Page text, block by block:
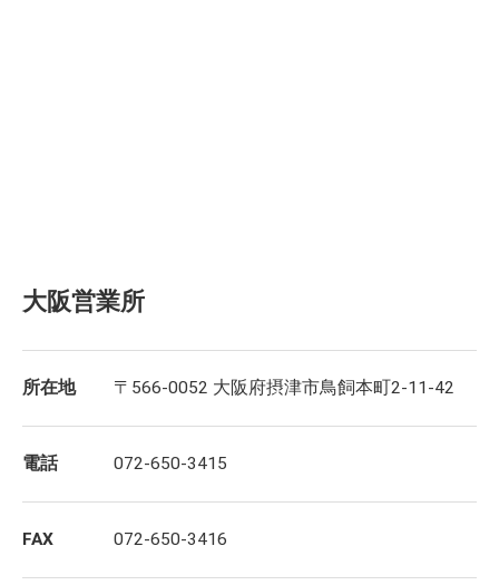
大阪営業所
所在地 〒566-0052 大阪府摂津市鳥飼本町2-11-42
電話 072-650-3415
FAX 072-650-3416